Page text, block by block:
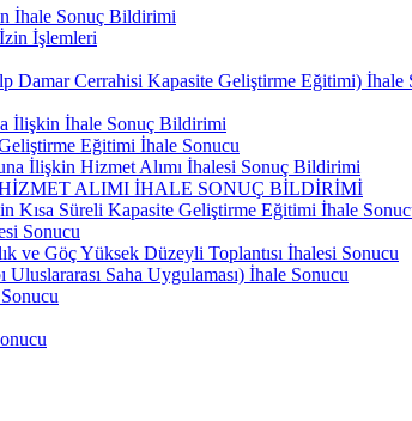
İhale Sonuç Bildirimi
İşlemleri
Damar Cerrahisi Kapasite Geliştirme Eğitimi)
İlişkin İhale Sonuç Bildirimi
Eğitimi İhale Sonucu
İlişkin Hizmet Alımı İhalesi Sonuç Bildirimi
ALIMI İHALE SONUÇ BİLDİRİMİ
Kısa Süreli Kapasite Geliştirme Eğitimi İhale
Sonucu
ve Göç Yüksek Düzeyli Toplantısı İhalesi Sonucu
Saha Uygulaması) İhale Sonucu